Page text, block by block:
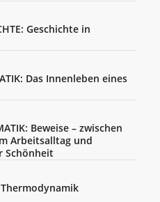
Geschichte in
Das Innenleben eines
Beweise – zwischen
Arbeitsalltag und
Schönheit
Thermodynamik